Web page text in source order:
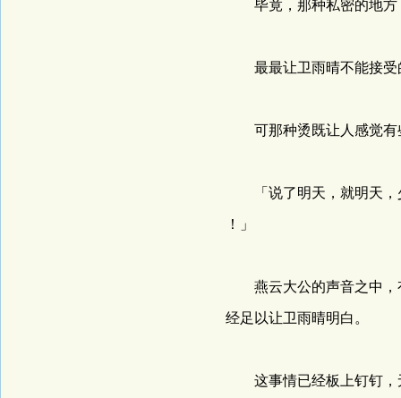
毕竟，那种私密的地方
最最让卫雨晴不能接受
可那种烫既让人感觉有
「说了明天，就明天，
！」
燕云大公的声音之中，
经足以让卫雨晴明白。
这事情已经板上钉钉，